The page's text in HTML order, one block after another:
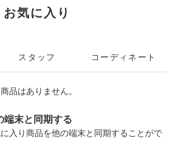
お気に入り
スタッフ コーディネート
品はありません。
端末と同期する
入り商品を他の端末と同期することがで